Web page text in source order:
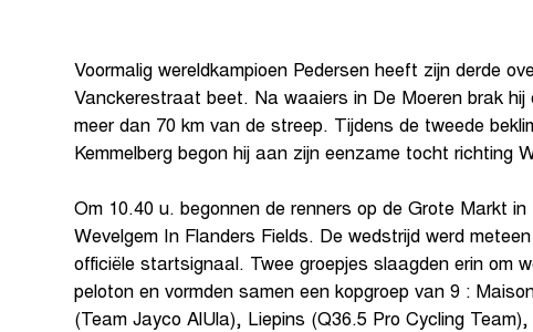
Voormalig wereldkampioen Pedersen heeft zijn derde
Vanckerestraat beet. Na waaiers in De Moeren brak hij
meer dan 70 km van de streep. Tijdens de tweede
Kemmelberg begon hij aan zijn eenzame tocht richting
Om 10.40 u. begonnen de renners op de Grote Markt
Wevelgem In Flanders Fields. De wedstrijd werd
officiële startsignaal. Twee groepjes slaagden erin om
peloton en vormden samen een kopgroep van 9 :
(Team Jayco AlUla), Liepins (Q36.5 Pro Cycling